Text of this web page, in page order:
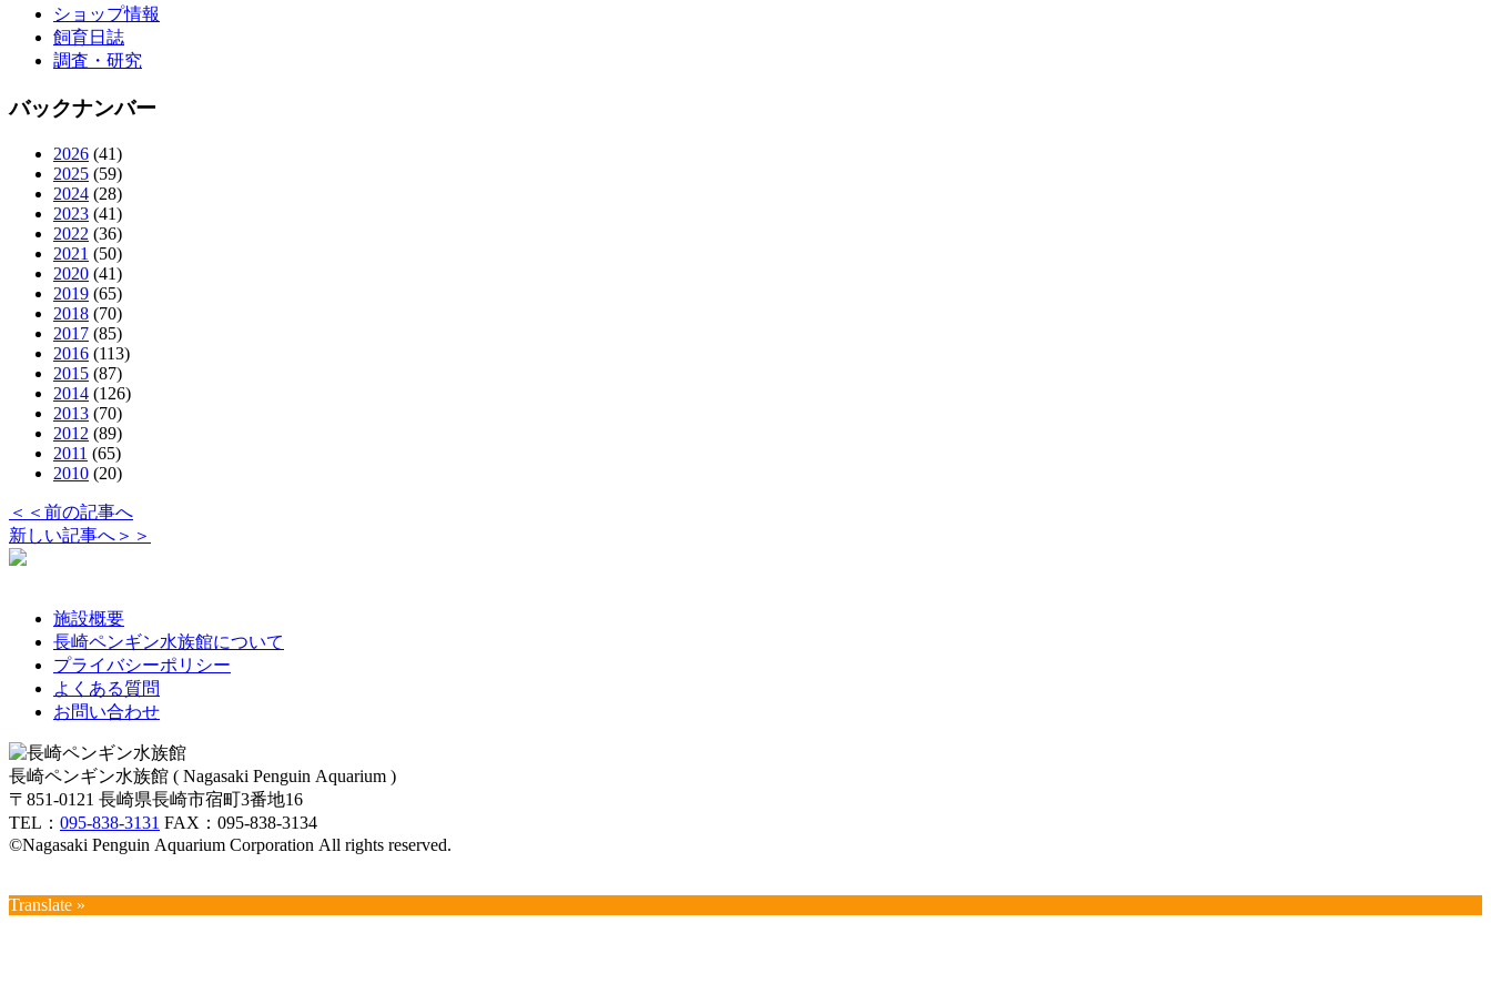
ショップ情報
飼育日誌
調査・研究
バックナンバー
2026 (41)
2025 (59)
2024 (28)
2023 (41)
2022 (36)
2021 (50)
2020 (41)
2019 (65)
2018 (70)
2017 (85)
2016 (113)
2015 (87)
2014 (126)
2013 (70)
2012 (89)
2011 (65)
2010 (20)
＜＜前の記事へ
新しい記事へ＞＞
施設概要
長崎ペンギン水族館について
プライバシーポリシー
よくある質問
お問い合わせ
長崎ペンギン水族館 ( Nagasaki Penguin Aquarium )
〒851-0121 長崎県長崎市宿町3番地16
TEL： 095-838-3131 FAX：095-838-3134
©Nagasaki Penguin Aquarium Corporation All rights reserved.
Translate »